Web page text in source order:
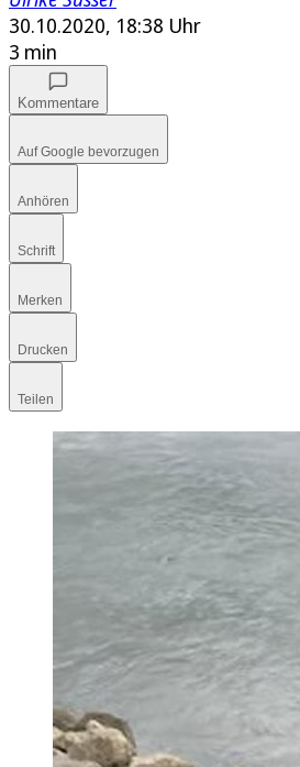
30.10.2020, 18:38 Uhr
3 min
Kommentare
Auf Google bevorzugen
Anhören
Schrift
Merken
Drucken
Teilen